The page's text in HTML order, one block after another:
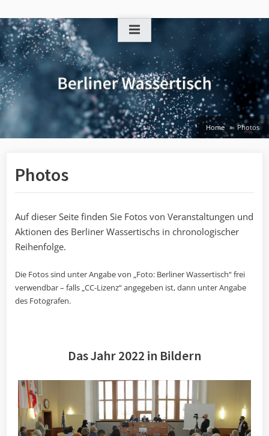
to
content
Home Photos
Photos
Auf dieser Seite finden Sie Fotos von Veranstaltungen und
Aktionen des Berliner Wassertischs in chronologischer
Reihenfolge.
Die Fotos sind unter Angabe von „Foto: Berliner Wassertisch“ frei
verwendbar – falls „CC-Lizenz“ angegeben ist, dann unter Angabe
des Fotografen.
Das Jahr 2022 in Bildern